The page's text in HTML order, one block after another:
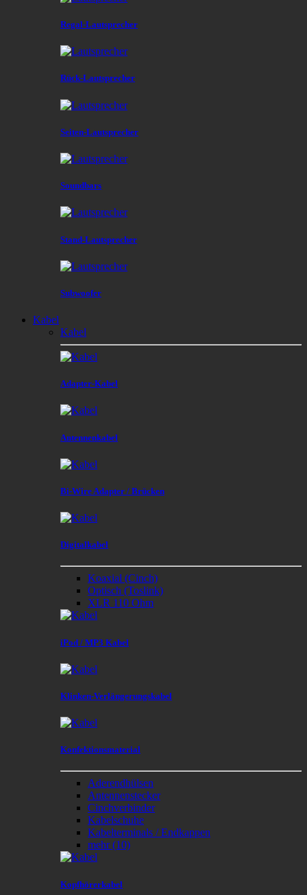
Regal-Lautsprecher
Rück-Lautsprecher
Seiten-Lautsprecher
Soundbars
Stand-Lautsprecher
Subwoofer
Kabel
Kabel
Adapter-Kabel
Antennenkabel
Bi-Wire Adapter / Brücken
Digitalkabel
Koaxial (Cinch)
Optisch (Toslink)
XLR 110 Ohm
iPod / MP3 Kabel
Klinken-Verlängerungskabel
Konfektionsmaterial
Aderendhülsen
Antennenstecker
Cinchverbinder
Kabelschuhe
Kabelterminals / Endkappen
mehr(10)
Kopfhörerkabel